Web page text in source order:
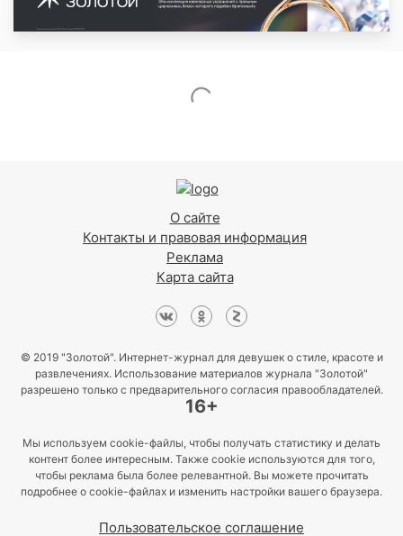
О сайте
Контакты и правовая информация
Реклама
Карта сайта
© 2019 "Золотой". Интернет-журнал для девушек о стиле, красоте и
развлечениях. Использование материалов журнала "Золотой"
разрешено только с предварительного согласия правообладателей.
16+
Мы используем cookie-файлы, чтобы получать статистику и делать
контент более интересным. Также cookie используются для того,
чтобы реклама была более релевантной. Вы можете прочитать
подробнее о cookie-файлах и изменить настройки вашего браузера.
Пользовательское соглашение